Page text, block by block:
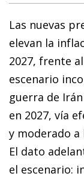
Las nuevas
elevan la
2027, frente
escenario
guerra de
en 2027, vía
y moderado
El dato
el escenario: